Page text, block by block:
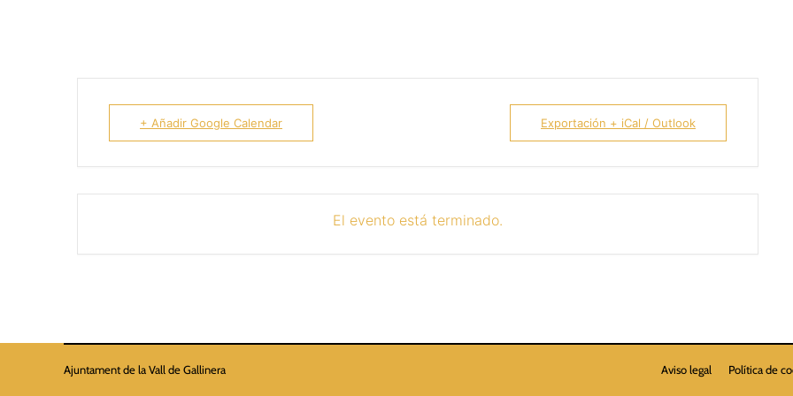
+ Añadir Google Calendar Exportación + iCal / Outlook
El evento está terminado.
Ajuntament de la Vall de Gallinera Aviso legal Política de